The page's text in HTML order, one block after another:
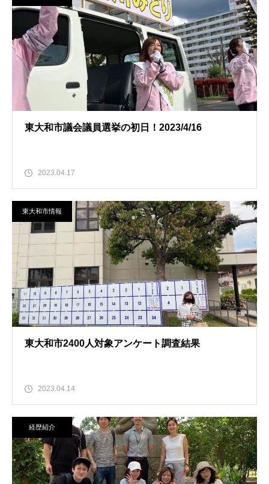
東大和市議会議員選挙の初日！2023/4/16
2023.04.17
東大和市情報
東大和市2400人対象アンケート調査結果
2023.04.14
経歴紹介